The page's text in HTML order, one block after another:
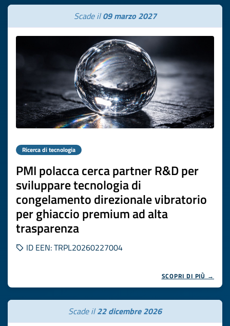
Scade il09 marzo 2027
Ricerca di tecnologia
PMI polacca cerca partner R&D per
sviluppare tecnologia di
congelamento direzionale vibratorio
per ghiaccio premium ad alta
trasparenza
ID EEN: TRPL20260227004
SCOPRI DI PIÙ →
Scade il22 dicembre 2026